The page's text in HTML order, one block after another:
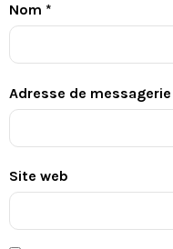
Nom *
Adresse de messagerie
Site web